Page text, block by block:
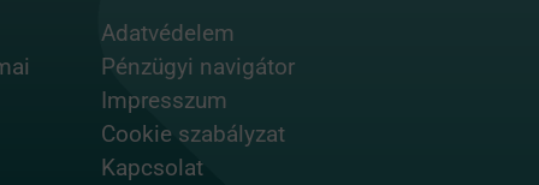
Adatvédelem
Pénzügyi navigátor
Impresszum
Cookie szabályzat
Kapcsolat